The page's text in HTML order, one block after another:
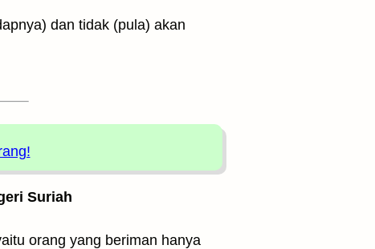
Suriah
orang yang beriman hanya